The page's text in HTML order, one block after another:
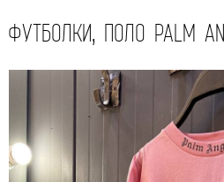
ФУТБОЛКИ, ПОЛО PALM